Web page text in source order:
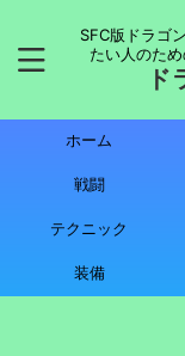
SFC版ドラゴ
たい人のた
ド
ホーム
戦闘
テクニック
装備